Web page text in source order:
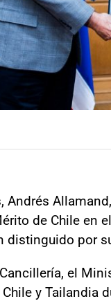
de Chile en
distinguido por
el
y Tailandia